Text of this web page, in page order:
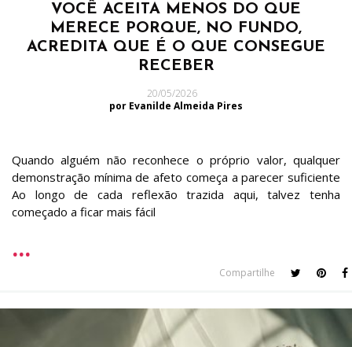
VOCÊ ACEITA MENOS DO QUE
MERECE PORQUE, NO FUNDO,
ACREDITA QUE É O QUE CONSEGUE
RECEBER
20/05/2026
por Evanilde Almeida Pires
Quando alguém não reconhece o próprio valor, qualquer
demonstração mínima de afeto começa a parecer suficiente
Ao longo de cada reflexão trazida aqui, talvez tenha
começado a ficar mais fácil
Compartilhe